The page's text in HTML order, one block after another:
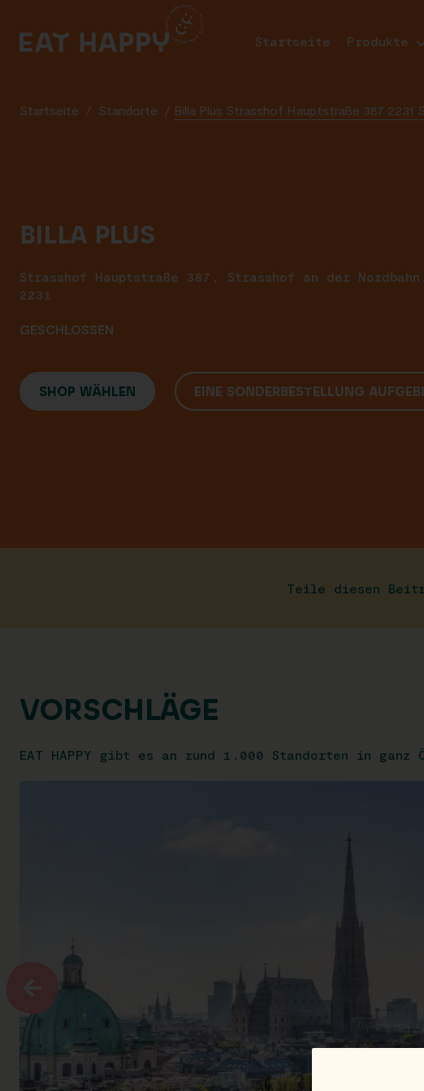
MAIN
Startseite Produkte
Startseite / Standorte / Billa Plus Strasshof Hauptstraße 387 2231
BILLA PLUS
Strasshof Hauptstraße 387, Strasshof an der Nordbahn,
2231
GESCHLOSSEN
SHOP WÄHLEN EINE SONDERBESTELLUNG
Teile diesen
VORSCHLÄGE
EAT HAPPY gibt es an rund 1.000 Standorten in ganz